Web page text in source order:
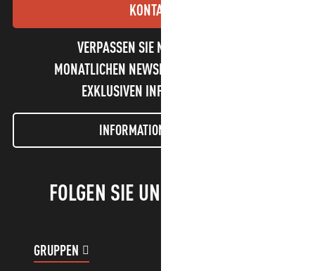
KONTAKT
VERPASSEN SIE NICHT UNSEREN
MONATLICHEN NEWSLETTER UND UNSERE
EXKLUSIVEN INFORMATIONEN!
INFORMATIONEN LETTER
FOLGEN SIE UNS!
GRUPPEN